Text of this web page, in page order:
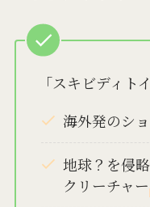
「スキビディ
海外発のシ
地球？を侵
クリーチャー